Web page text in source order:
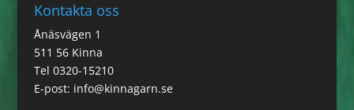
Kontakta oss
Ånäsvägen 1
511 56 Kinna
Tel 0320-15210
E-post: info@kinnagarn.se